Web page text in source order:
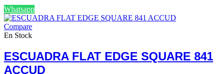
Whatsapp
Compare
En Stock
ESCUADRA FLAT EDGE SQUARE 841
ACCUD